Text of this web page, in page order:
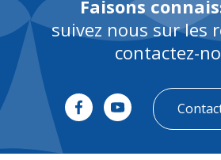
Faisons
suivez nous sur les
contactez-